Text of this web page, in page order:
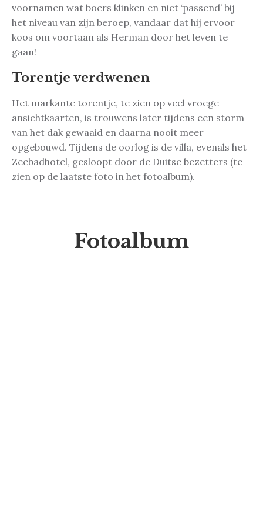
voornamen wat boers klinken en niet ‘passend’ bij
het niveau van zijn beroep, vandaar dat hij ervoor
koos om voortaan als Herman door het leven te
gaan!
Torentje verdwenen
Het markante torentje, te zien op veel vroege
ansichtkaarten, is trouwens later tijdens een storm
van het dak gewaaid en daarna nooit meer
opgebouwd. Tijdens de oorlog is de villa, evenals het
Zeebadhotel, gesloopt door de Duitse bezetters (te
zien op de laatste foto in het fotoalbum).
Fotoalbum